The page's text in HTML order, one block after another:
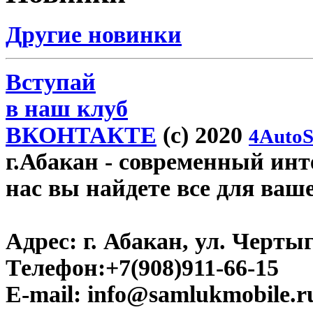
Другие новинки
Вступай
в наш клуб
ВКОНТАКТЕ (c) 2020
г.Абакан - современный
нас вы найдете все для
Адрес: г. Абакан, ул.
Телефон:+7(908)911-66-15
E-mail: